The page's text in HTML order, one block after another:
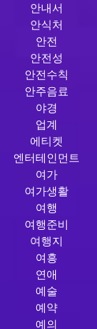
안내서
안식처
안전
안전성
안전수칙
안주음료
야경
업계
에티켓
엔터테인먼트
여가
여가생활
여행
여행준비
여행지
여흥
연애
예술
예약
예의